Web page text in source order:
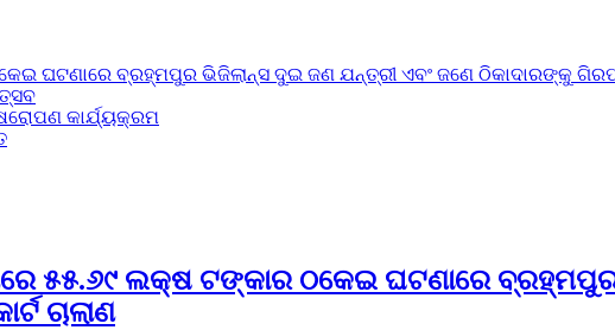
ଘଟଣାରେ ବ୍ରହ୍ମପୁର ଭିଜିଲାନ୍ସ ଦୁଇ ଜଣ ଯନ୍ତ୍ରୀ ଏବଂ ଜଣେ ଠିକାଦାରଙ୍କୁ
କାର୍ଯ୍ୟକ୍ରମ
୫୫.୬୯ ଲକ୍ଷ ଟଙ୍କାର ଠକେଇ ଘଟଣାରେ
ଚାଲାଣ